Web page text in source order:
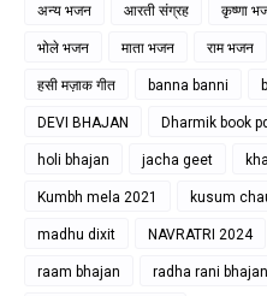
अन्य भजन आरती संग्रह कृष्णा
भोले भजन माता भजन राम भजन
हसी मज़ाक गीत banna banni
DEVI BHAJAN Dharmik book
holi bhajan jacha geet
Kumbh mela 2021 kusum
madhu dixit NAVRATRI 2024
raam bhajan radha rani bhajan